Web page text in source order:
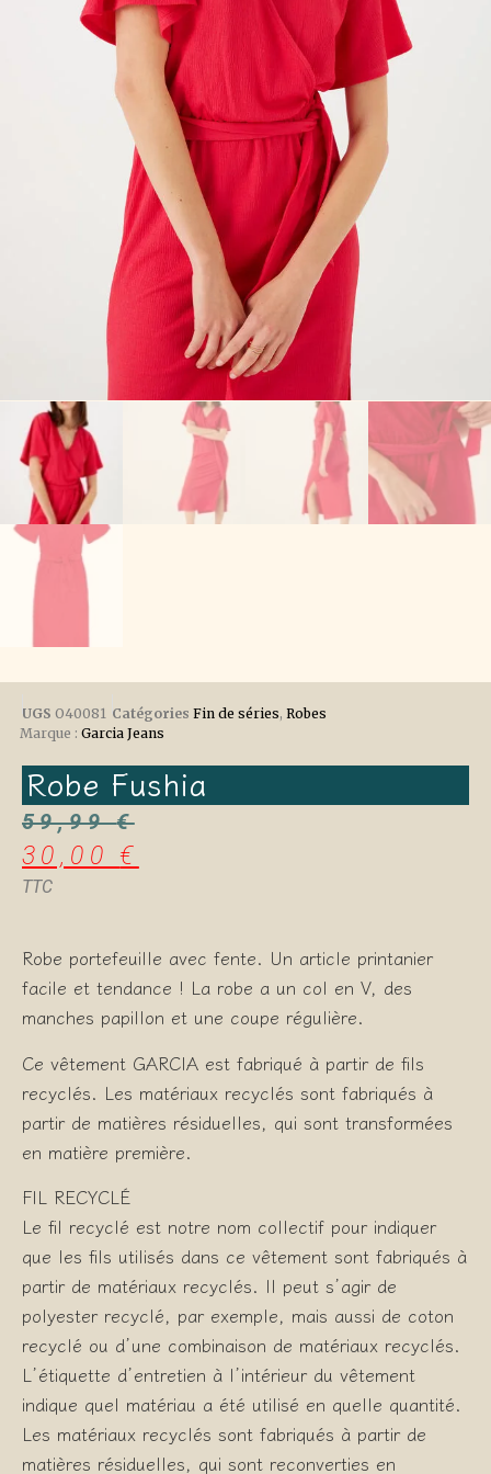
UGS O40081 Catégories Fin de séries, Robes
Marque : Garcia Jeans
Robe Fushia
59,99€
30,00€
TTC
Robe portefeuille avec fente. Un article printanier
facile et tendance ! La robe a un col en V, des
manches papillon et une coupe régulière.
Ce vêtement GARCIA est fabriqué à partir de fils
recyclés. Les matériaux recyclés sont fabriqués à
partir de matières résiduelles, qui sont transformées
en matière première.
FIL RECYCLÉ
Le fil recyclé est notre nom collectif pour indiquer
que les fils utilisés dans ce vêtement sont fabriqués à
partir de matériaux recyclés. Il peut s’agir de
polyester recyclé, par exemple, mais aussi de coton
recyclé ou d’une combinaison de matériaux recyclés.
L’étiquette d’entretien à l’intérieur du vêtement
indique quel matériau a été utilisé en quelle quantité.
Les matériaux recyclés sont fabriqués à partir de
matières résiduelles, qui sont reconverties en